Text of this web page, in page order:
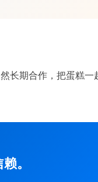
长期合作，把蛋糕一
。